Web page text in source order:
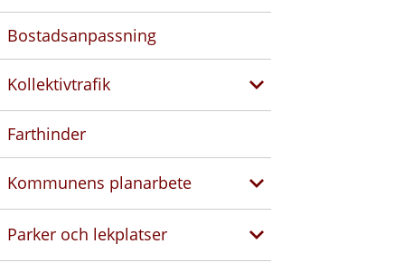
Bostadsanpassning
Kollektivtrafik
Farthinder
Kommunens planarbete
Parker och lekplatser